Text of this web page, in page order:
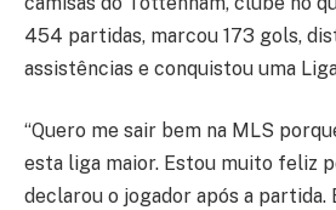
454 partidas, marcou 173 gols,
assistências e conquistou uma
“Quero me sair bem na MLS
esta liga maior. Estou muito feliz
declarou o jogador após a partida.